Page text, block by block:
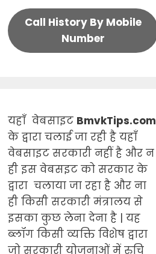
Call History By Mobile
Number
यहाँ वेबसाइट BmvkTips.com
के द्वारा चलाई जा रही है यहाँ
वेबसाइट सरकारी नहीं है और न
ही इस वेबसइट को सरकार के
द्वारा चलाया जा रहा है और ना
ही किसी सरकारी मंत्रालय से
इसका कुछ लेना देना है | यह
ब्लॉग किसी व्यक्ति विशेष द्वारा
जो सरकारी योजनाओं में रुचि